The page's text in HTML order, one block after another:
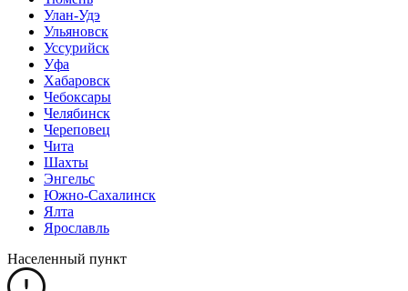
Улан-Удэ
Ульяновск
Уссурийск
Уфа
Хабаровск
Чебоксары
Челябинск
Череповец
Чита
Шахты
Энгельс
Южно-Сахалинск
Ялта
Ярославль
Населенный пункт